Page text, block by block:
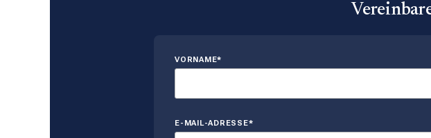
VORNAME*
E-MAIL-ADRESSE*